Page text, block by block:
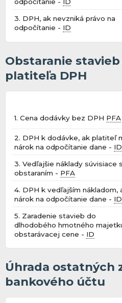
odpočítanie - ID
3. DPH, ak nevzniká právo na
odpočítanie - ID
Obstaranie
platiteľa DPH
1. Cena dodávky bez DPH PFA
2. DPH k dodávke, ak platiteľ
nárok na odpočítanie dane - ID
3. Vedľajšie náklady súvisiace s
obstaraním - PFA
4. DPH k vedľajším nákladom,
nárok na odpočítanie dane - ID
5. Zaradenie stavieb do
dlhodobého hmotného
obstarávacej cene - ID
Úhrada ostatných
bankového účtu